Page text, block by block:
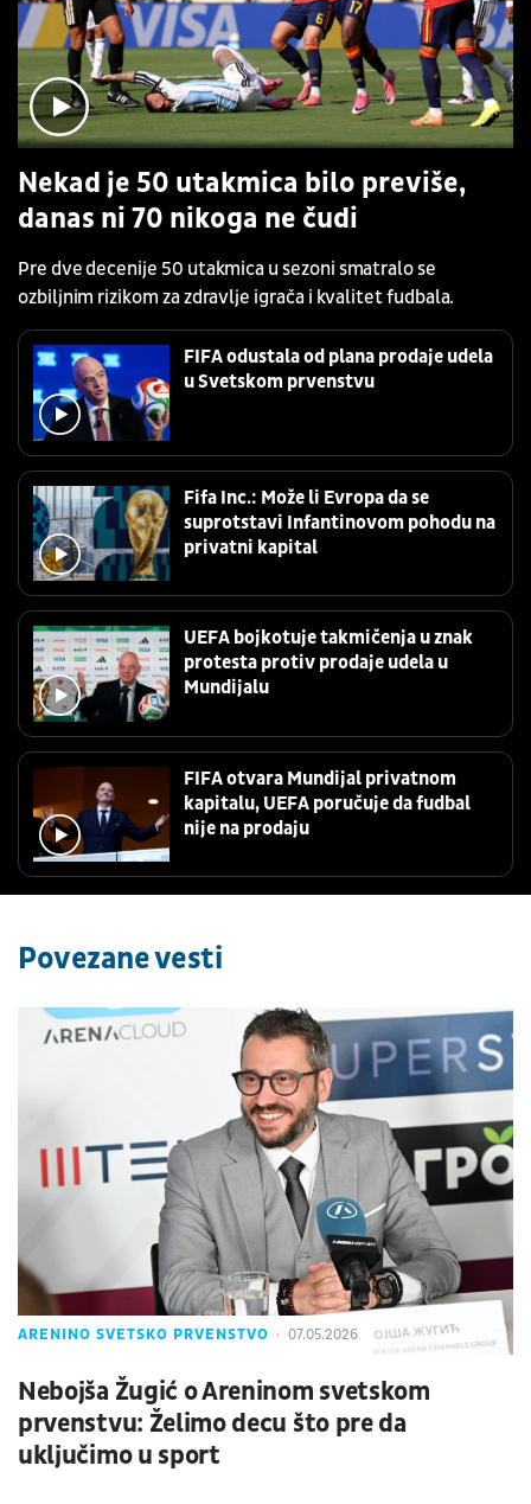
Nekad je 50 utakmica bilo previše,
danas ni 70 nikoga ne čudi
Pre dve decenije 50 utakmica u sezoni smatralo se
ozbiljnim rizikom za zdravlje igrača i kvalitet fudbala.
FIFA odustala od plana prodaje udela
u Svetskom prvenstvu
Fifa Inc.: Može li Evropa da se
suprotstavi Infantinovom pohodu na
privatni kapital
UEFA bojkotuje takmičenja u znak
protesta protiv prodaje udela u
Mundijalu
FIFA otvara Mundijal privatnom
kapitalu, UEFA poručuje da fudbal
nije na prodaju
Povezane vesti
ARENINO SVETSKO PRVENSTVO 07.05.2026
Nebojša Žugić o Areninom svetskom
prvenstvu: Želimo decu što pre da
uključimo u sport